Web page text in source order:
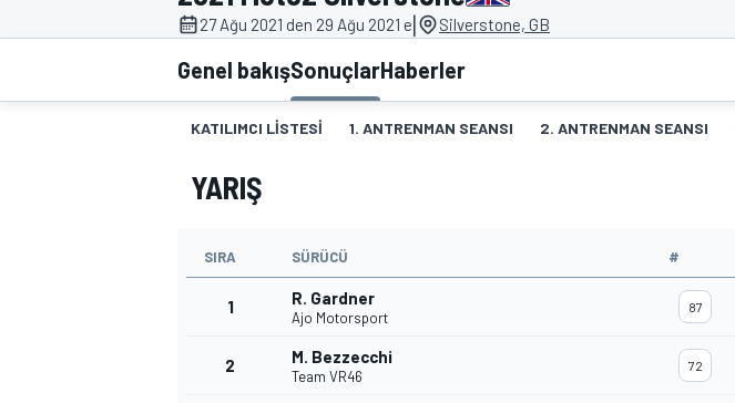
MOTOGP
WORLD SUPERBIKE
27 Ağu 2021 den 29 Ağu 2021 e| Silverstone, GB
Genel bakışSonuçlarHaberler
KATILIMCI LISTESI 1. ANTRENMAN SEANSI 2. ANTRENMAN SEANSI
YARIŞ
SIRA SÜRÜCÜ #
1 R. Gardner
Ajo Motorsport
87
2 M. Bezzecchi
Team VR46
72